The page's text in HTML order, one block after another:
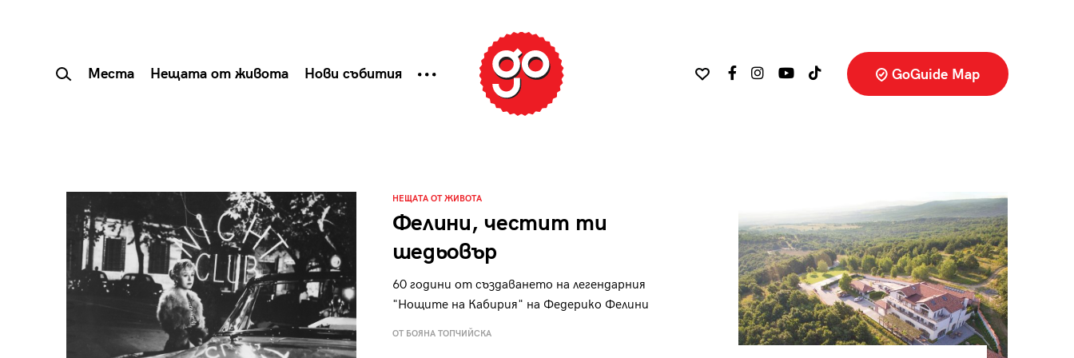
Места Нещата от живота Нови събития GoGuide Map
НЕЩАТА ОТ ЖИВОТА
Фелини, честит ти
шедьовър
60 години от създаването на легендарния
"Нощите на Кабирия" на Федерико Фелини
ОТ БОЯНА ТОПЧИЙСКА